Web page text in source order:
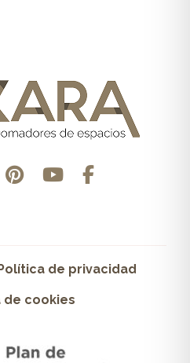
Política de privacidad
de cookies